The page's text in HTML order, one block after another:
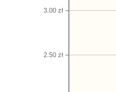
2.50 zł
3.00 zł